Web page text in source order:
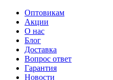
Оптовикам
Акции
О нас
Блог
Доставка
Вопрос ответ
Гарантия
Новости